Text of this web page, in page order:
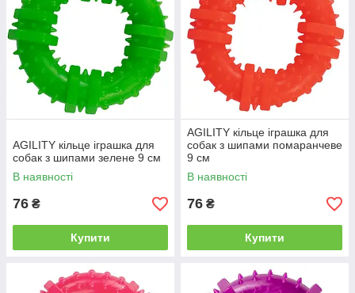
AGILITY кільце іграшка для
собак з шипами зелене 9 см
В наявності
76 ₴
Купити
AGILITY кільце іграшка для
собак з шипами помаранчеве
9 см
В наявності
76 ₴
Купити